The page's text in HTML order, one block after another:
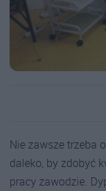
Nie zawsze trzeba
daleko, by zdobyć
pracy zawodzie.